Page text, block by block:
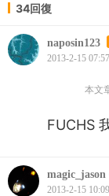
34回復
naposin123
2013-2-15
本文
FUCHS
magic_jason
2013-2-15